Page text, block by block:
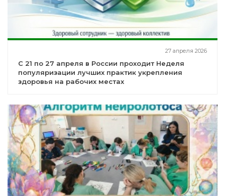
27 апреля 2026
С 21 по 27 апреля в России проходит Неделя
популяризации лучших практик укрепления
здоровья на рабочих местах